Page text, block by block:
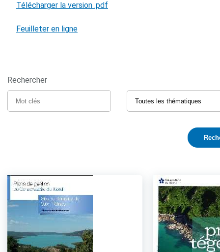
Télécharger la version .pdf
Feuilleter en ligne
Rechercher